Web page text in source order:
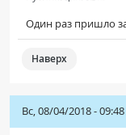
КНИЖНЫЙ
Где пройти
Один раз пришло
Наверх
Вс, 08/04/2018 - 09:48